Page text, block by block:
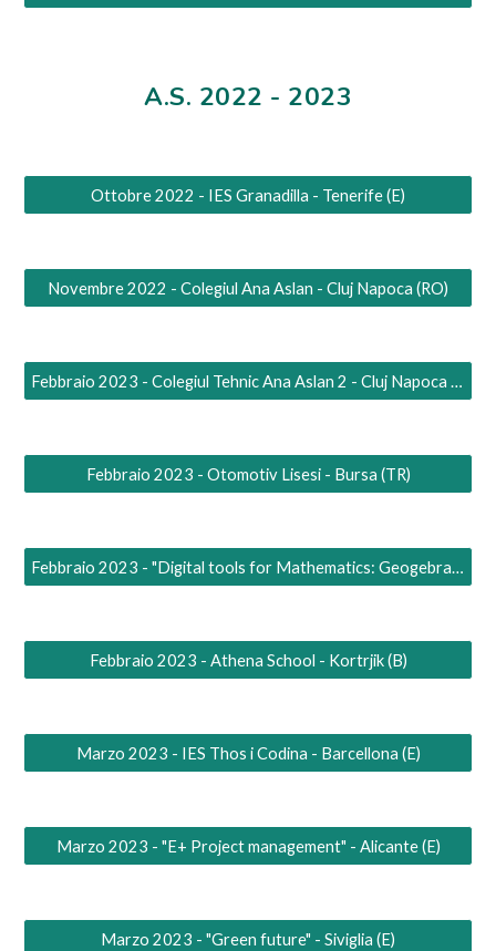
A.S. 2022 - 2023
Ottobre 2022 - IES Granadilla - Tenerife (E)
Novembre 2022 - Colegiul Ana Aslan - Cluj Napoca (RO)
Febbraio 2023 - Colegiul Tehnic Ana Aslan 2 - Cluj Napoca (RO)
Febbraio 2023 - Otomotiv Lisesi - Bursa (TR)
Febbraio 2023 - "Digital tools for Mathematics: Geogebra e LateX" - Spalato (HR)
Febbraio 2023 - Athena School - Kortrjik (B)
Marzo 2023 - IES Thos i Codina - Barcellona (E)
Marzo 2023 - "E+ Project management" - Alicante (E)
Marzo 2023 - "Green future" - Siviglia (E)